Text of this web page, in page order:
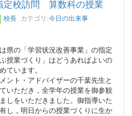
定校訪問 算数科の授業
校長 カテゴリ:今日の出来事
県の「学習状況改善事業」の指定
授業づくり」はどうあればよいの
ています。
ント・アドバイザーの千葉先生と
いただき，全学年の授業を御参観
しをいただきました。御指導いた
し，明日からの授業づくりに生か